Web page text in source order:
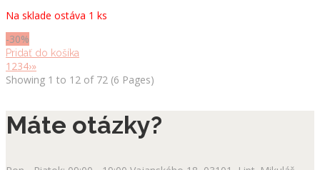
bola:
je:
Na sklade ostáva 1 ks
-30%
Pridať do košíka
1 234›»
Showing 1 to 12 of 72 (6 Pages)
Máte otázky?